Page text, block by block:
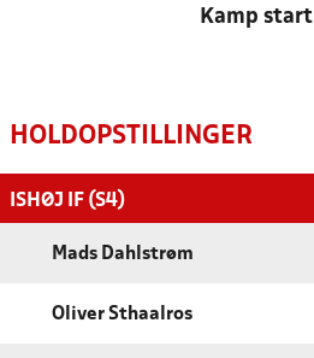
Kamp start
HOLDOPSTILLINGER
ISHØJ IF (S4)
Mads Dahlstrøm
Oliver Sthaalros